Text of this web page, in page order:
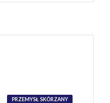
PRZEMYSŁ SKÓRZANY